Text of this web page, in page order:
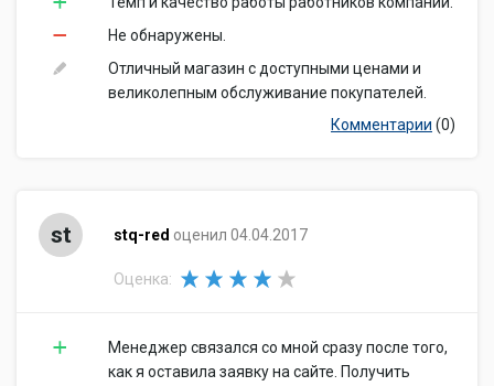
Не обнаружены.
Отличный магазин с доступными ценами и
великолепным обслуживание покупателей.
Комментарии (0)
st stq-red оценил 04.04.2017
Оценка:
Менеджер связался со мной сразу после того,
как я оставила заявку на сайте. Получить